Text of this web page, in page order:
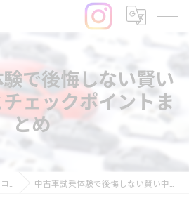
で後悔しない賢い
ェックポイントま
とめ
コラム 中古車試乗体験で後悔しない賢い中古車選びとチェックポイントまとめ